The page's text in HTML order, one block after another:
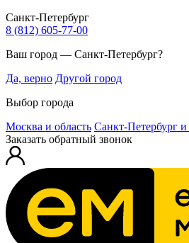
Санкт-Петербург
8 (812) 605-77-00
Ваш город — Санкт-Петербург?
Да, верно Другой город
Выбор города
Москва и область Санкт-Петербург
Заказать обратный звонок